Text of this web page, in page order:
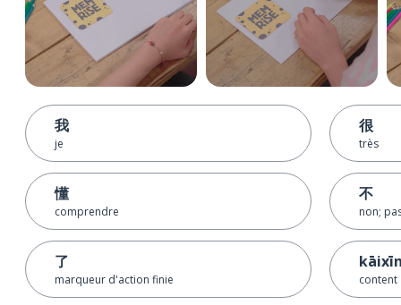
我
je
懂
comprendre
了
marqueur d'action finie
很
très
不
non;
content